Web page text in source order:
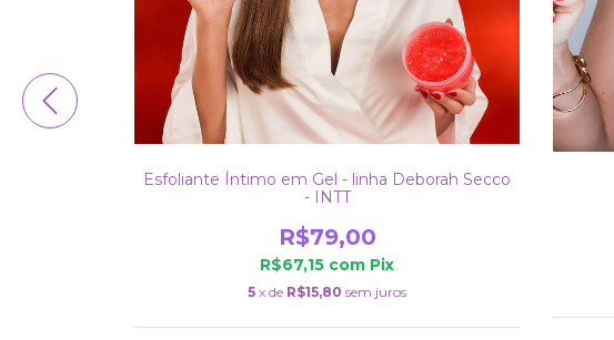
Esfoliante Íntimo em Gel - linha Deborah Secco
- INTT
R$79,00
R$67,15 com Pix
5 x de R$15,80 sem juros